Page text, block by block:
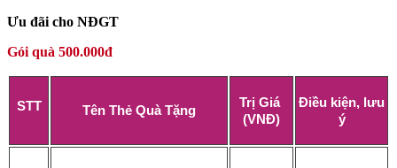
Ưu đãi cho NĐGT
Gói quà 500.000đ
STT Tên Thẻ Quà Tặng
Trị Giá
(VNĐ)
Điều kiện, lưu
ý